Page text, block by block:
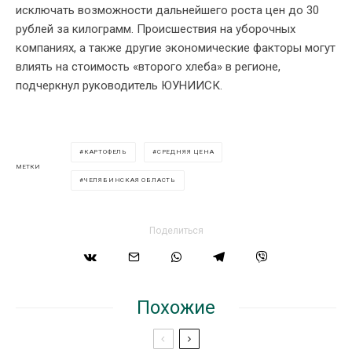
исключать возможности дальнейшего роста цен до 30
рублей за килограмм. Происшествия на уборочных
компаниях, а также другие экономические факторы могут
влиять на стоимость «второго хлеба» в регионе,
подчеркнул руководитель ЮУНИИСК.
МЕТКИ
КАРТОФЕЛЬ СРЕДНЯЯ ЦЕНА
ЧЕЛЯБИНСКАЯ ОБЛАСТЬ
Поделиться
Похожие